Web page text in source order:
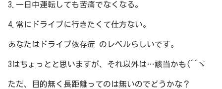
3.一日中運転しても苦痛でなくなる。
4.常にドライブに行きたくて仕方ない。
あなたはドライブ依存症 のレベルらしいです。
3はちょっとと思いますが、それ以外は…該当かも(^^ゞ
ただ、目的無く長距離ってのは無いのでどうかな？